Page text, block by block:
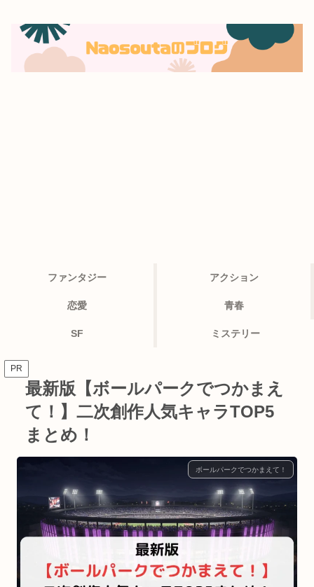
ファンタジー アクション
恋愛 青春
SF ミステリー
PR
最新版【ボールパークでつかまえ
て！】二次創作人気キャラTOP5
まとめ！
ボールパークでつかまえて！